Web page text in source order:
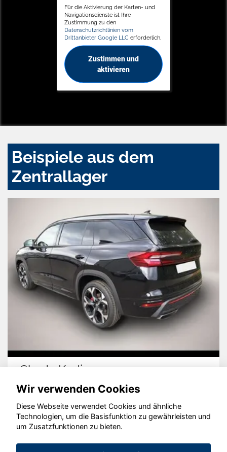
Für die Aktivierung der Karten- und
Navigationsdienste ist Ihre
Zustimmung zu den
Datenschutzrichtlinien vom
Drittanbieter Google LLC erforderlich.
Zustimmen und
aktivieren
Beispiele aus dem
Zentrallager
Skoda Kodiaq
© konjunkturmotor.de GmbH 2020 - 2026
Wir verwenden Cookies
Diese Webseite verwendet Cookies und ähnliche
Technologien, um die Basisfunktion zu gewährleisten und
um Zusatzfunktionen zu bieten.